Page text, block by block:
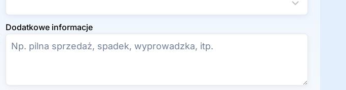
Dodatkowe informacje